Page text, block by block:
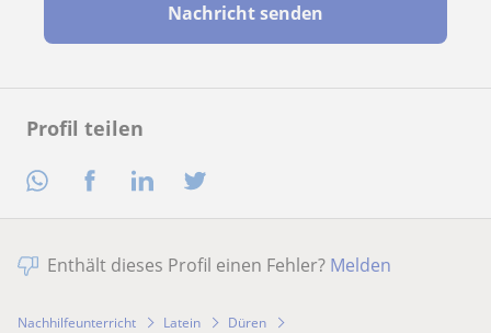
Profil teilen
Nachricht senden
Enthält dieses Profil einen Fehler? Melden
Nachhilfeunterricht Latein
Düren